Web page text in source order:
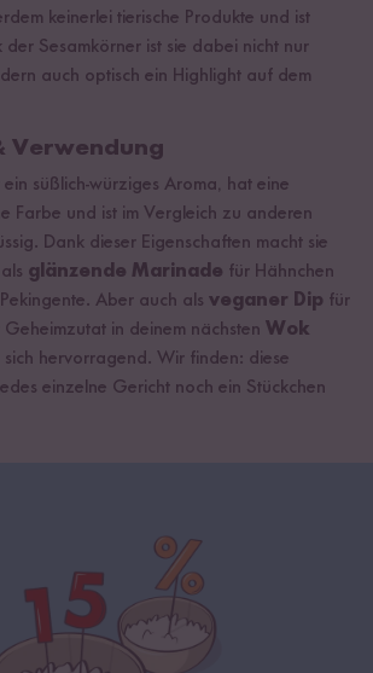
keinerlei tierische Produkte und ist
Sesamkörner ist sie dabei nicht nur
auch optisch ein Highlight auf dem
Verwendung
süßlich-würziges Aroma, hat eine
Farbe und ist im Vergleich zu anderen
Dank dieser Eigenschaften macht sie
glänzende Marinade für Hähnchen
Aber auch als veganer Dip für
in deinem nächsten Wok
sich hervorragend. Wir finden: diese
einzelne Gericht noch ein Stückchen